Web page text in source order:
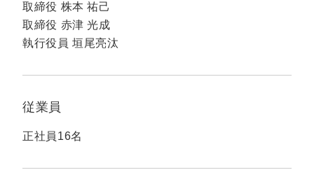
定額LINE運用代行『LINEマキトルくん』
採用YouTubeチャンネル構築『トリトル』
広告運用
YouTubeディレクター
会社概要・役員紹介
ミッション・ビジョン・バリュー
取締役メッセージ（株本祐己）
業務委託
取締役 株本 祐己
取締役 赤津 光成
執行役員 垣尾亮汰
従業員
正社員16名